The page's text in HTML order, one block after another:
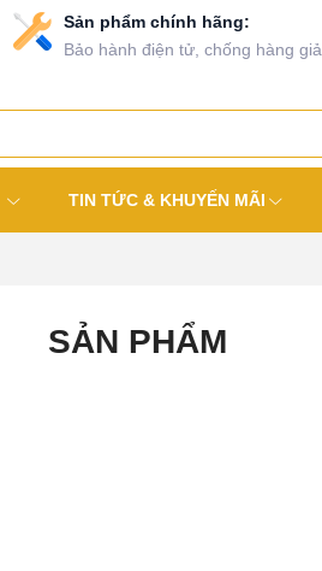
Sản phẩm chính hãng:
Bảo hành điện tử, chống hàng giả
TIN TỨC & KHUYẾN MÃI
SẢN PHẨM